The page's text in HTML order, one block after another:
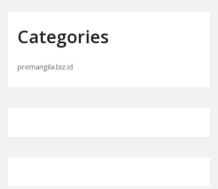
Categories
premangila.biz.id